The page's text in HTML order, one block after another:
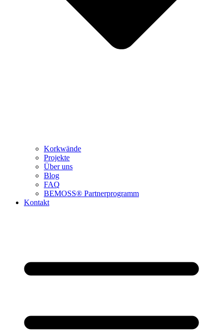
Korkwände
Projekte
Über uns
Blog
FAQ
BEMOSS® Partnerprogramm​
Kontakt